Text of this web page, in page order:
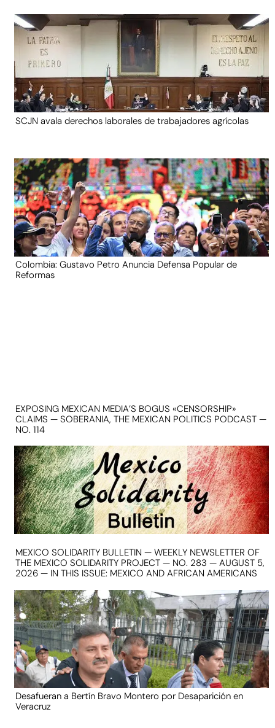
SCJN avala derechos laborales de trabajadores agrícolas
Colombia: Gustavo Petro Anuncia Defensa Popular de
Reformas
EXPOSING MEXICAN MEDIA’S BOGUS «CENSORSHIP»
CLAIMS — SOBERANIA, THE MEXICAN POLITICS PODCAST —
NO. 114
MEXICO SOLIDARITY BULLETIN — WEEKLY NEWSLETTER OF
THE MEXICO SOLIDARITY PROJECT — NO. 283 — AUGUST 5,
2026 — IN THIS ISSUE: MEXICO AND AFRICAN AMERICANS
Desafueran a Bertín Bravo Montero por Desaparición en
Veracruz